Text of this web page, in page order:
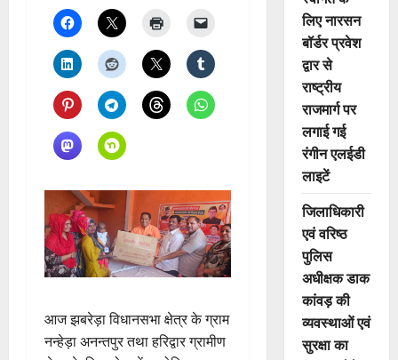
आज झबरेड़ा विधानसभा क्षेत्र के ग्राम
नन्हेड़ा अनन्तपुर तथा हरिद्वार ग्रामीण
लिए नारसन
बॉर्डर प्रवेश
द्वार से
राष्ट्रीय
राजमार्ग पर
लगाई गई
रंगीन एलईडी
लाइटें
जिलाधिकारी
एवं वरिष्ठ
पुलिस
अधीक्षक डाक
कांवड़ की
व्यवस्थाओं एवं
सुरक्षा का